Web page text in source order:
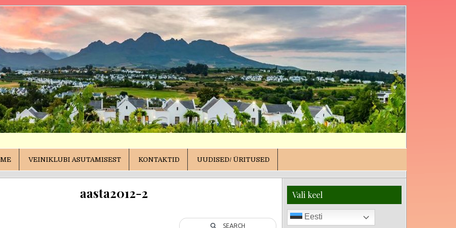
VEINIKLUBI ASUTAMISEST KONTAKTID UUDISED/ ÜRITUSED
aasta2012-2
SEARCH
Vali keel
Eesti